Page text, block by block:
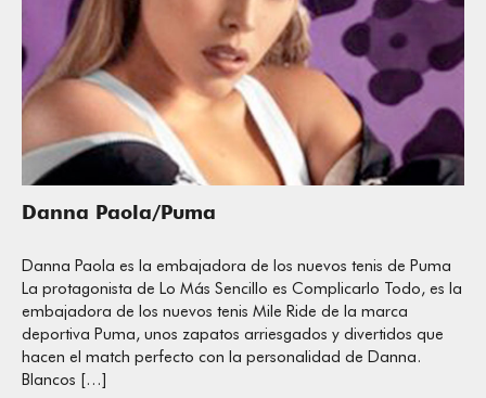
Danna Paola/Puma
Danna Paola es la embajadora de los nuevos tenis de Puma
La protagonista de Lo Más Sencillo es Complicarlo Todo, es la
embajadora de los nuevos tenis Mile Ride de la marca
deportiva Puma, unos zapatos arriesgados y divertidos que
hacen el match perfecto con la personalidad de Danna.
Blancos […]